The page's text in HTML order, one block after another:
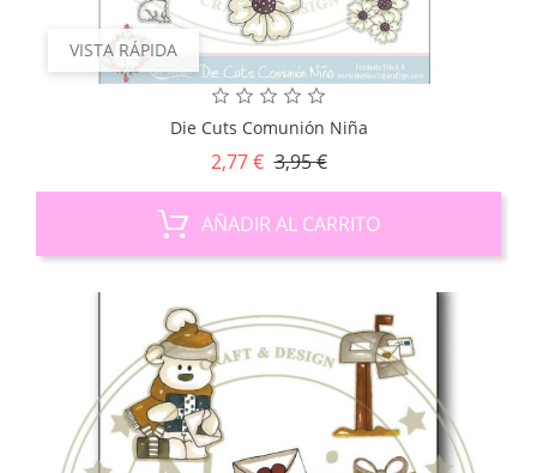
VISTA RÁPIDA
Die Cuts Comunión Niña
2,77 € Precio
3,95 €Precio
AÑADIR AL CARRITO